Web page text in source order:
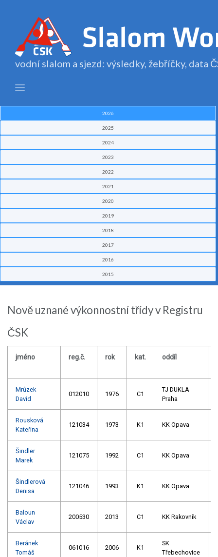
vodní slalom a sjezd: výsledky, žebříčky, data
2026
2025
2024
2023
2022
2021
2020
2019
2018
2017
2016
2015
Nově uznané výkonnostní třídy v Registru
ČSK
jméno reg.č. rok kat. oddíl
Mrůzek
David
012010 1976 C1
TJ DUKLA
Praha
Rousková
Kateřina
121034 1973 K1 KK Opava
Šindler
Marek
121075 1992 C1 KK Opava
Šindlerová
Denisa
121046 1993 K1 KK Opava
Baloun
Václav
200530 2013 C1 KK Rakovník
Beránek
Tomáš
061016 2006 K1
SK
Třebechovice